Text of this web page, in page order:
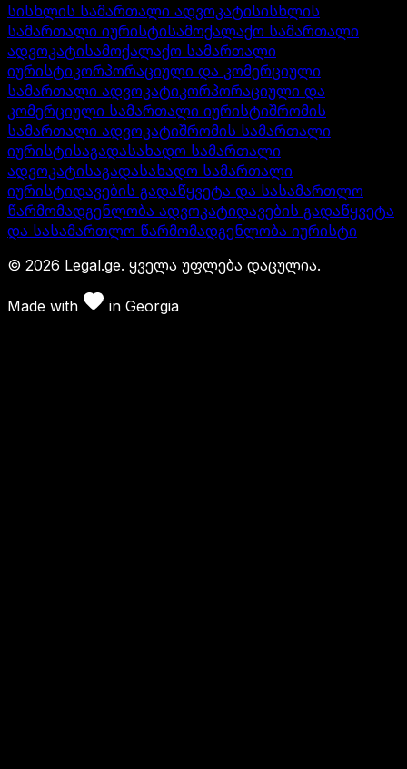
სისხლის სამართალი ადვოკატისისხლის
სამართალი იურისტისამოქალაქო სამართალი
ადვოკატისამოქალაქო სამართალი
იურისტიკორპორაციული და კომერციული
სამართალი ადვოკატიკორპორაციული და
კომერციული სამართალი იურისტიშრომის
სამართალი ადვოკატიშრომის სამართალი
იურისტისაგადასახადო სამართალი
ადვოკატისაგადასახადო სამართალი
იურისტიდავების გადაწყვეტა და სასამართლო
წარმომადგენლობა ადვოკატიდავების გადაწყვეტა
და სასამართლო წარმომადგენლობა იურისტი
© 2026 Legal.ge. ყველა უფლება დაცულია.
Made with in Georgia